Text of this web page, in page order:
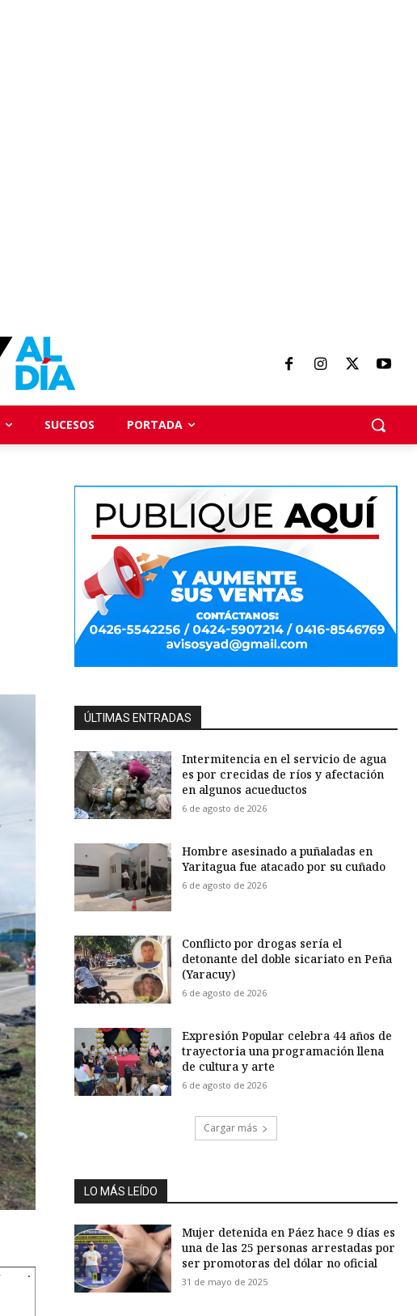
SUCESOS PORTADA
ÚLTIMAS ENTRADAS
Intermitencia en el servicio de agua
es por crecidas de ríos y afectación
en algunos acueductos
6 de agosto de 2026
Hombre asesinado a puñaladas en
Yaritagua fue atacado por su cuñado
6 de agosto de 2026
Conflicto por drogas sería el
detonante del doble sicariato en Peña
(Yaracuy)
6 de agosto de 2026
Expresión Popular celebra 44 años de
trayectoria una programación llena
de cultura y arte
6 de agosto de 2026
Cargar más
LO MÁS LEÍDO
Mujer detenida en Páez hace 9 días es
una de las 25 personas arrestadas por
ser promotoras del dólar no oficial
31 de mayo de 2025